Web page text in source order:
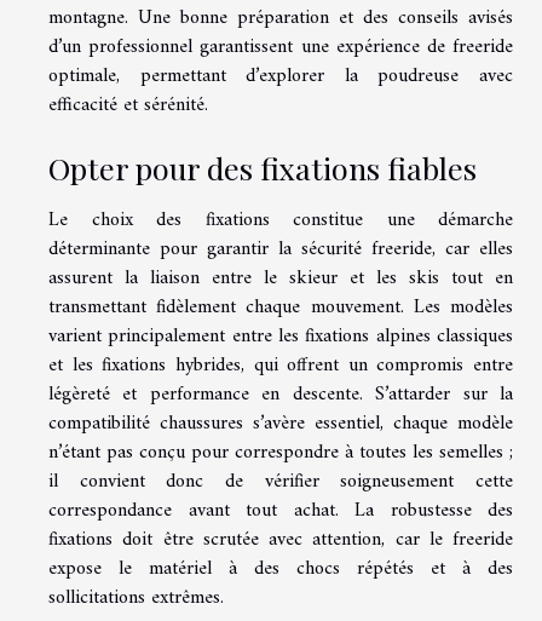
montagne. Une bonne préparation et des conseils avisés
d’un professionnel garantissent une expérience de freeride
optimale, permettant d’explorer la poudreuse avec
efficacité et sérénité.
Opter pour des fixations fiables
Le choix des fixations constitue une démarche
déterminante pour garantir la sécurité freeride, car elles
assurent la liaison entre le skieur et les skis tout en
transmettant fidèlement chaque mouvement. Les modèles
varient principalement entre les fixations alpines classiques
et les fixations hybrides, qui offrent un compromis entre
légèreté et performance en descente. S’attarder sur la
compatibilité chaussures s’avère essentiel, chaque modèle
n’étant pas conçu pour correspondre à toutes les semelles ;
il convient donc de vérifier soigneusement cette
correspondance avant tout achat. La robustesse des
fixations doit être scrutée avec attention, car le freeride
expose le matériel à des chocs répétés et à des
sollicitations extrêmes.